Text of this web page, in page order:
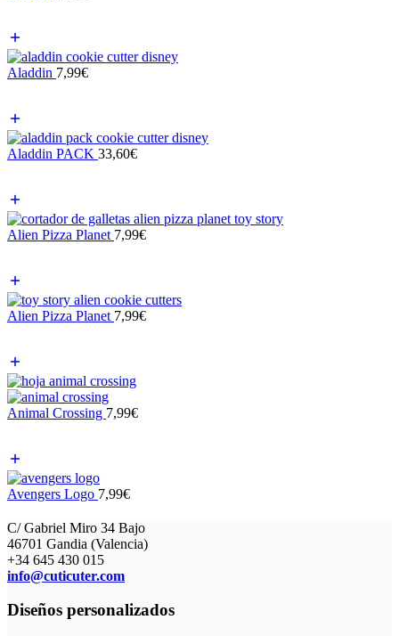
Aladdin 7,99€
Aladdin PACK 33,60€
Alien Pizza Planet 7,99€
Alien Pizza Planet 7,99€
Animal Crossing 7,99€
Avengers Logo 7,99€
C/ Gabriel Miro 34 Bajo
46701 Gandia (Valencia)
+34 645 430 015
info@cuticuter.com
Diseños personalizados